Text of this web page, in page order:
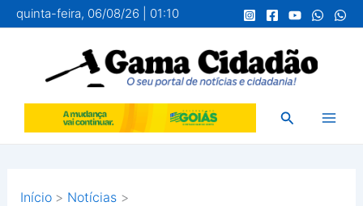
para
conteúdo
quinta-feira, 06/08/26 | 01:10
Pesquisar
Início
Notícias